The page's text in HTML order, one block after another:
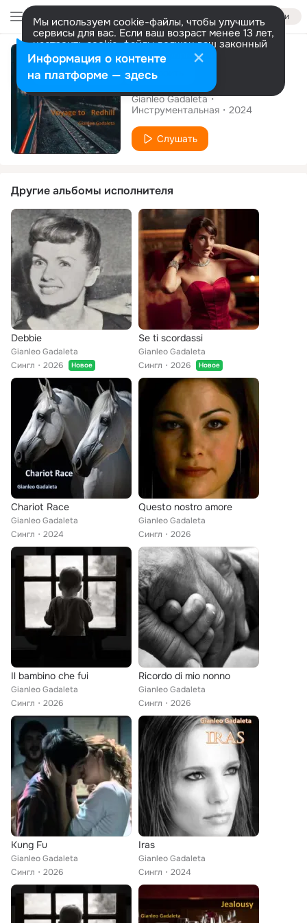
Войти
Мы используем cookie-файлы, чтобы улучшить
сервисы для вас. Если ваш возраст менее 13 лет,
настроить cookie-файлы должен ваш законный
представитель. Больше информации
Разрешить все Настроить
Сингл
Voyage to Redhill
Gianleo Gadaleta
Инструментальная
2024
Слушать
Другие альбомы исполнителя
Debbie
Gianleo Gadaleta
Сингл
2026 Новое
Se ti scordassi
Gianleo Gadaleta
Сингл
2026 Новое
Chariot Race
Gianleo Gadaleta
Сингл
2024
Questo nostro amore
Gianleo Gadaleta
Сингл
2026
Il bambino che fui
Gianleo Gadaleta
Сингл
2026
Ricordo di mio nonno
Gianleo Gadaleta
Сингл
2026
Kung Fu
Gianleo Gadaleta
Сингл
2026
Iras
Gianleo Gadaleta
Сингл
2024
Информация о контенте
на платформе — здесь